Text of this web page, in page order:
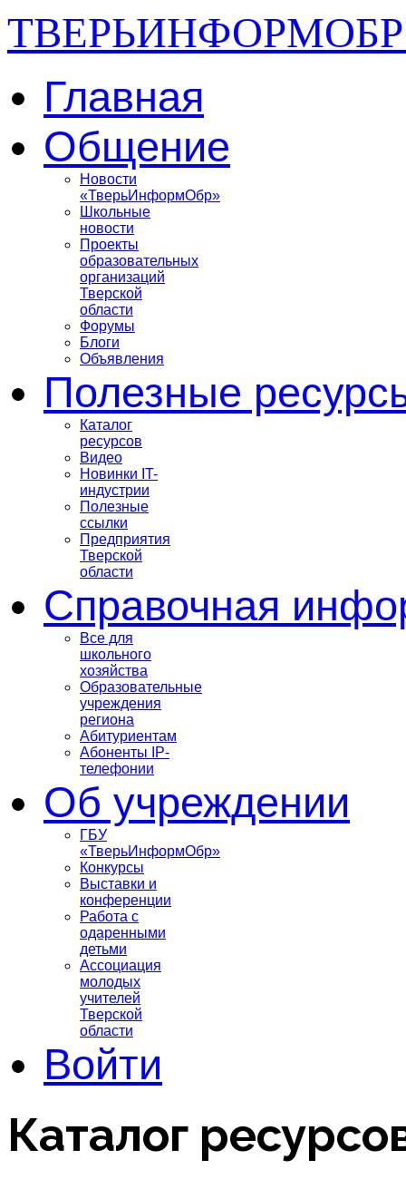
ТВЕРЬИНФОРМОБР
Главная
Общение
Новости
«ТверьИнформОбр»
Школьные
новости
Проекты
образовательных
организаций
Тверской
области
Форумы
Блоги
Объявления
Полезные
Каталог
ресурсов
Видео
Новинки IT-
индустрии
Полезные
ссылки
Предприятия
Тверской
области
Справочная
Все для
школьного
хозяйства
Образовательные
учреждения
региона
Абитуриентам
Абоненты IP-
телефонии
Об учреждении
ГБУ
«ТверьИнформОбр»
Конкурсы
Выставки и
конференции
Работа с
одаренными
детьми
Ассоциация
молодых
учителей
Тверской
области
Войти
Каталог